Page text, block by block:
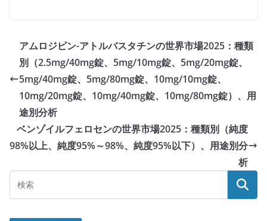
アムロジピン-アトルバスタチンの世界市場2025：種類
別（2.5mg/40mg錠、5mg/10mg錠、5mg/20mg錠、
5mg/40mg錠、5mg/80mg錠、10mg/10mg錠、
10mg/20mg錠、10mg/40mg錠、10mg/80mg錠）、用
途別分析
ベンゾイルフェロセンの世界市場2025：種類別（純度
98%以上、純度95%～98%、純度95%以下）、用途別分
析